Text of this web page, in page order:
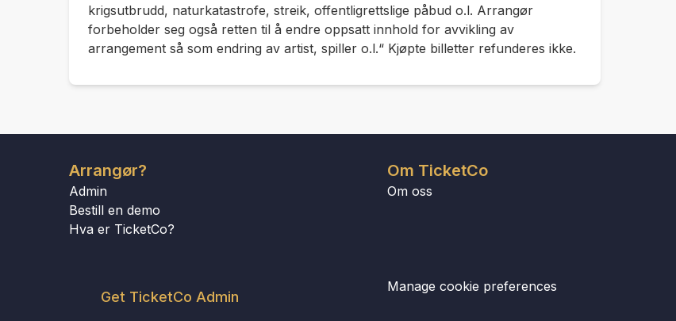
krigsutbrudd, naturkatastrofe, streik, offentligrettslige påbud o.l. Arrangør
forbeholder seg også retten til å endre oppsatt innhold for avvikling av
arrangement så som endring av artist, spiller o.l.“ Kjøpte billetter refunderes ikke.
Arrangør?
Admin
Bestill en demo
Hva er TicketCo?
Get TicketCo Admin
Om TicketCo
Om oss
Manage cookie preferences